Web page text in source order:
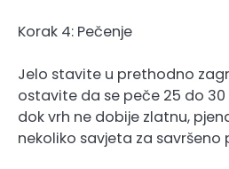
Korak 4: Pečenje
Jelo stavite u prethodno
ostavite da se peče 25 do
dok vrh ne dobije zlatnu,
nekoliko savjeta za savršeno